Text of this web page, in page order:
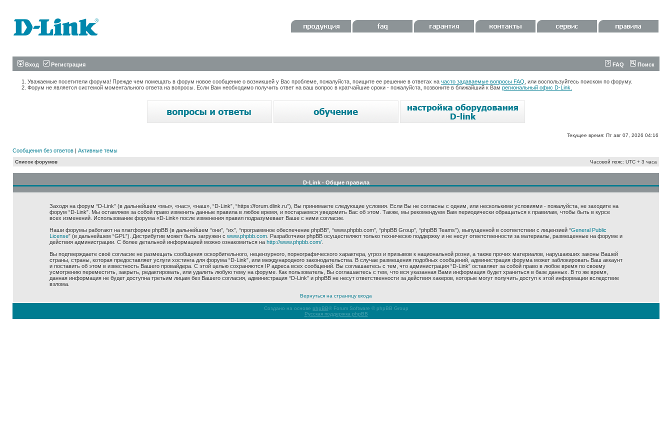
Вход Регистрация FAQ Поиск
Уважаемые посетители форума! Прежде чем помещать в форум новое сообщение о возникшей у Вас проблеме, пожалуйста, поищите ее решение в ответах на часто задаваемые вопросы FAQ , или воспользуйтесь поиском по форуму.
Форум не является системой моментального ответа на вопросы. Если Вам необходимо получить ответ на ваш вопрос в кратчайшие сроки - пожалуйста, позвоните в ближайший к Вам региональный офис D-Link.
Текущее время: Пт авг 07, 2026 04:16
Сообщения без ответов | Активные темы
Список форумов Часовой пояс: UTC + 3 часа
D-Link - Общие правила
Заходя на форум “D-Link” (в дальнейшем «мы», «нас», «наш», “D-Link”, “https://forum.dlink.ru”), Вы принимаете следующие условия. Если Вы не согласны с одним, или несколькими условиями - пожалуйста, не заходите на
форум “D-Link”. Мы оставляем за собой право изменить данные правила в любое время, и постараемся уведомить Вас об этом. Также, мы рекомендуем Вам периодически обращаться к правилам, чтобы быть в курсе
всех изменений. Использование форума «D-Link» после изменения правил подразумевает Ваше с ними согласие.
Наши форумы работают на платформе phpBB (в дальнейшем “они”, “их”, “программное обеспечение phpBB”, “www.phpbb.com”, “phpBB Group”, “phpBB Teams”), выпущенной в соответствии с лицензией “General Public
License” (в дальнейшем “GPL”). Дистрибутив может быть загружен с www.phpbb.com. Разработчики phpBB осуществляют только техническю поддержку и не несут ответственности за материалы, размещенные на форуме и
действия администрации. С более детальной информацией можно ознакомиться на http://www.phpbb.com/.
Вы подтверждаете своё согласие не размещать сообщения оскорбительного, нецензурного, порнографического характера, угроз и призывов к национальной розни, а также прочих материалов, нарушаюших законы Вашей
страны, страны, которая предоставляет услуги хостинга для форума “D-Link”, или международного законодательства. В случае размещения подобных сообщений, администрация форума может заблокировать Ваш аккаунт
и поставить об этом в известность Вашего провайдера. С этой целью сохраняются IP адреса всех сообщений. Вы соглашаетесь с тем, что администрация “D-Link” оставляет за собой право в любое время по своему
усмотрению переместить, закрыть, редактировать, или удалить любую тему на форуме. Как пользователь, Вы соглашаетесь с тем, что вся указанная Вами информация будет храниться в базе данных. В то же время,
данная информация не будет доступна третьим лицам без Вашего согласия, администрация “D-Link” и phpBB не несут ответственности за действия хакеров, которые могут получить доступ к этой информации вследствие
взлома.
Вернуться на страницу входа
Создано на основе phpBB® Forum Software © phpBB Group
Русская поддержка phpBB